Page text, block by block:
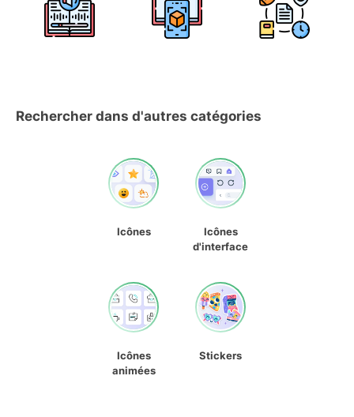
Rechercher dans d'autres catégories
Icônes
Icônes
d'interface
Icônes
animées
Stickers